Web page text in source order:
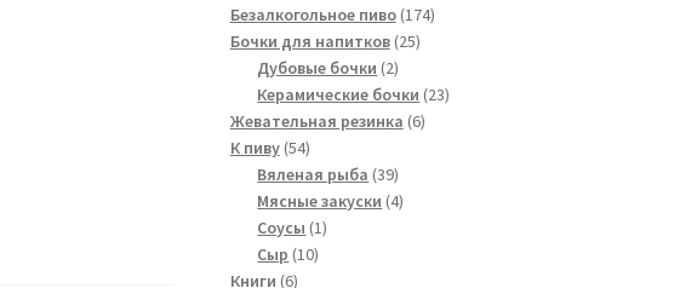
Безалкогольное пиво 174174
Бочки для напитков 2525
Дубовые бочки 22
товара
Керамические бочки 2323
Жевательная резинка 66
К пиву 5454
товара
Вяленая рыба 3939
товаров
Мясные закуски 44
Соусы 11
Сыр 1010
Книги 66